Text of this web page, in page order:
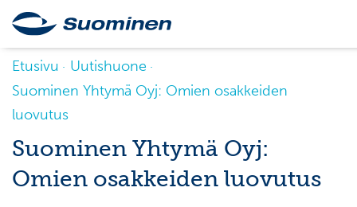
Etusivu
Uutishuone
Suominen Yhtymä Oyj: Omien osakkeiden
luovutus
Suominen Yhtymä Oyj:
Omien osakkeiden luovutus